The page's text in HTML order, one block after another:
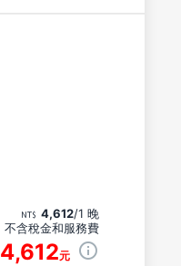
4,612/1 晚
不含稅金和服務費
4,612元